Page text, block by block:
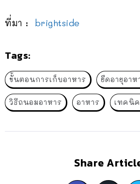
ที่มา : brightside
Tags:
ขั้นตอนการเก็บอาหาร ยืดอายุอาห
วิธีถนอมอาหาร อาหาร เทคนิ
Share